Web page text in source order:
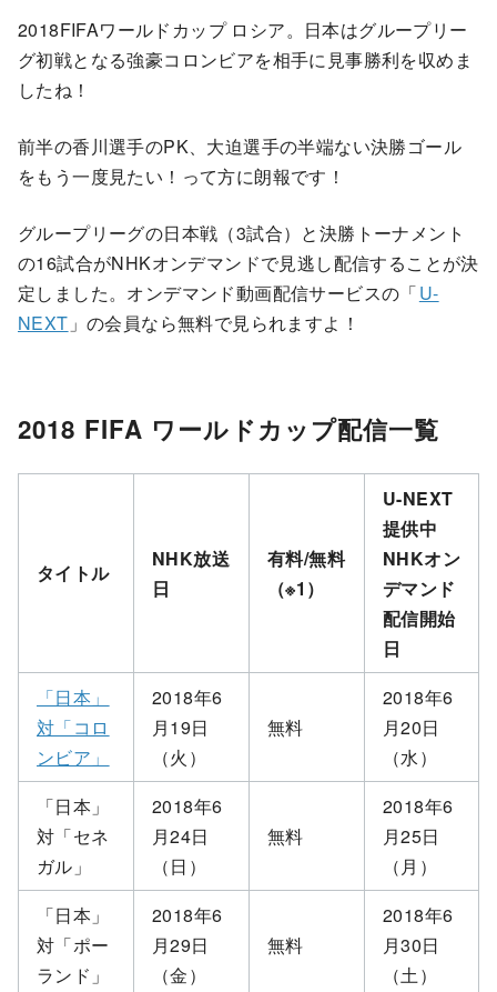
2018FIFAワールドカップ ロシア。日本はグループリー
グ初戦となる強豪コロンビアを相手に見事勝利を収めま
したね！
前半の香川選手のPK、大迫選手の半端ない決勝ゴール
をもう一度見たい！って方に朗報です！
グループリーグの日本戦（3試合）と決勝トーナメント
の16試合がNHKオンデマンドで見逃し配信することが決
定しました。オンデマンド動画配信サービスの「U-
NEXT 」の会員なら無料で見られますよ！
2018 FIFA ワールドカップ配信一覧
タイトル
NHK放送
日
有料/無料
（※1）
U-NEXT
提供中
NHKオン
デマンド
配信開始
日
「日本」
対「コロ
ンビア」
2018年6
月19日
（火）
無料
2018年6
月20日
（水）
「日本」
対「セネ
ガル」
2018年6
月24日
（日）
無料
2018年6
月25日
（月）
「日本」
対「ポー
ランド」
2018年6
月29日
（金）
無料
2018年6
月30日
（土）